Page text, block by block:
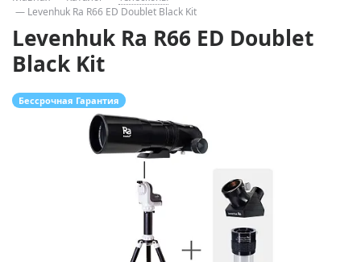
Levenhuk Ra R66 ED Doublet Black Kit
Levenhuk Ra R66 ED Doublet
Black Kit
Бессрочная Гарантия